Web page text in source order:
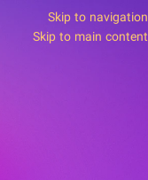
Skip to navigation
Skip to main content